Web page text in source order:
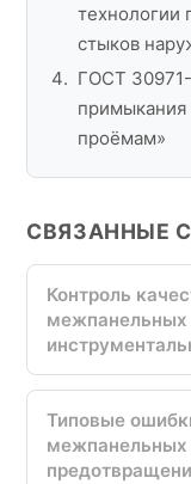
технологии
стыков
ГОСТ
примыкания
проёмам»
СВЯЗАННЫЕ
Контроль
межпанельных
Типовые
межпанельных